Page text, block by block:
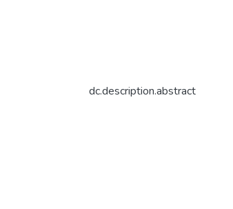
dc.description.abstract